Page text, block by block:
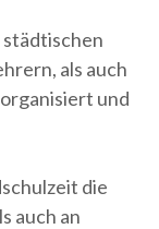
als auch
und
die
auch an